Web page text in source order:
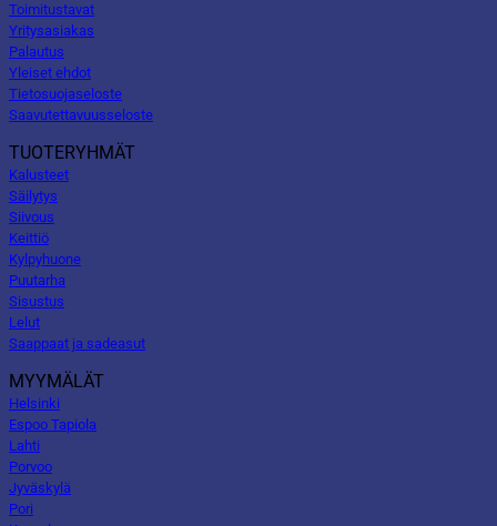
Toimitustavat
Yritysasiakas
Palautus
Yleiset ehdot
Tietosuojaseloste
Saavutettavuusseloste
TUOTERYHMÄT
Kalusteet
Säilytys
Siivous
Keittiö
Kylpyhuone
Puutarha
Sisustus
Lelut
Saappaat ja sadeasut
MYYMÄLÄT
Helsinki
Espoo Tapiola
Lahti
Porvoo
Jyväskylä
Pori